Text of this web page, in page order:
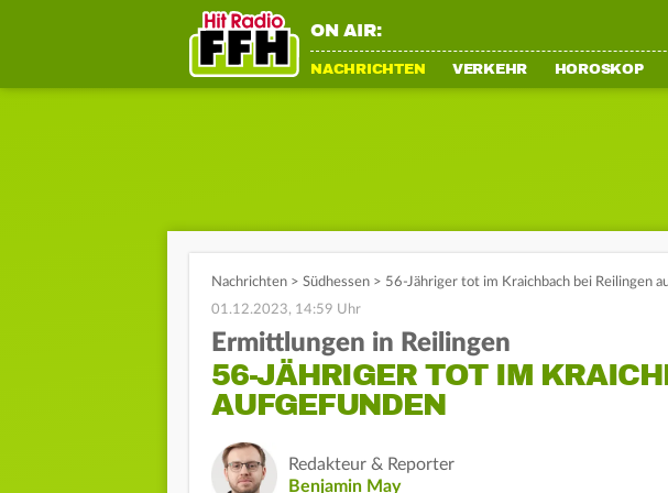
ON AIR:
NACHRICHTEN VERKEHR HOROSKOP
Nachrichten > Südhessen > 56-Jähriger tot im Kraichbach bei Reilingen
01.12.2023, 14:59 Uhr
Ermittlungen in Reilingen
56-JÄHRIGER TOT IM
AUFGEFUNDEN
Redakteur & Reporter
Benjamin May